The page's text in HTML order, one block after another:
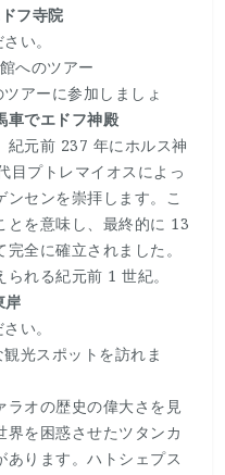
フ寺院
い。
へのツアー
アーに参加しましょ
車でエドフ神殿
紀元前 237 年にホルス神
目プトレマイオスによっ
センを崇拝します。こ
とを意味し、最終的に 13
全に確立されました。
れる紀元前 1 世紀。
岸
い。
光スポットを訪れま
ラオの歴史の偉大さを見
界を困惑させたツタンカ
あります。ハトシェプス